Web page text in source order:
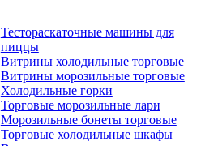
Тестораскаточные машины для
пиццы
Витрины холодильные торговые
Витрины морозильные торговые
Холодильные горки
Торговые морозильные лари
Морозильные бонеты торговые
Торговые холодильные шкафы